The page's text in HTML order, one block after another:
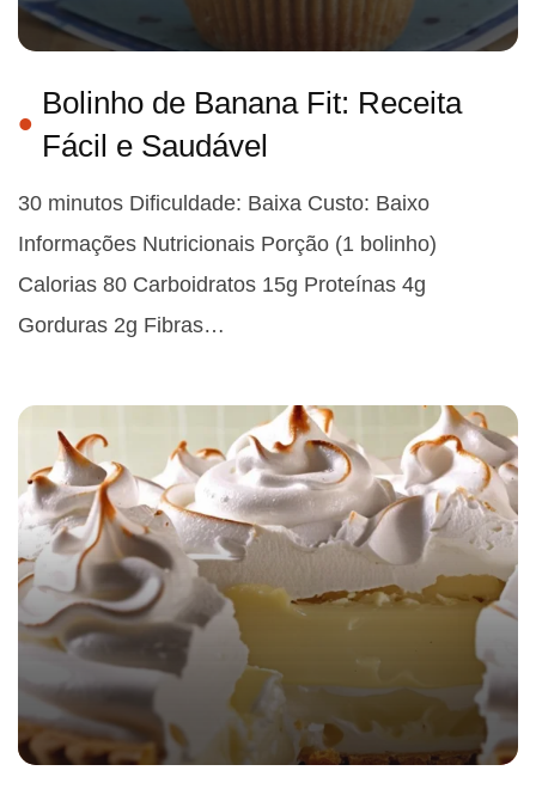
Bolinho de Banana Fit: Receita
Fácil e Saudável
30 minutos Dificuldade: Baixa Custo: Baixo
Informações Nutricionais Porção (1 bolinho)
Calorias 80 Carboidratos 15g Proteínas 4g
Gorduras 2g Fibras…